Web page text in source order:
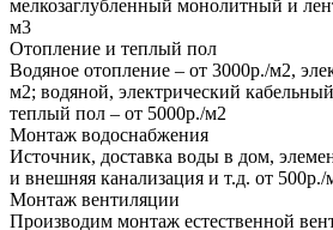
мелкозаглубленный монолитный и
м3
Отопление и теплый пол
Водяное отопление – от 3000р./м2,
м2; водяной, электрический
теплый пол – от 5000р./м2
Монтаж водоснабжения
Источник, доставка воды в дом,
и внешняя канализация и т.д. от 500р./
Монтаж вентиляции
Производим монтаж естественной